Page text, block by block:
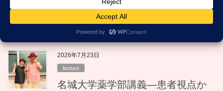
大学講義
2026年7月23日
lecture
名城大学薬学部講義—患者視点か